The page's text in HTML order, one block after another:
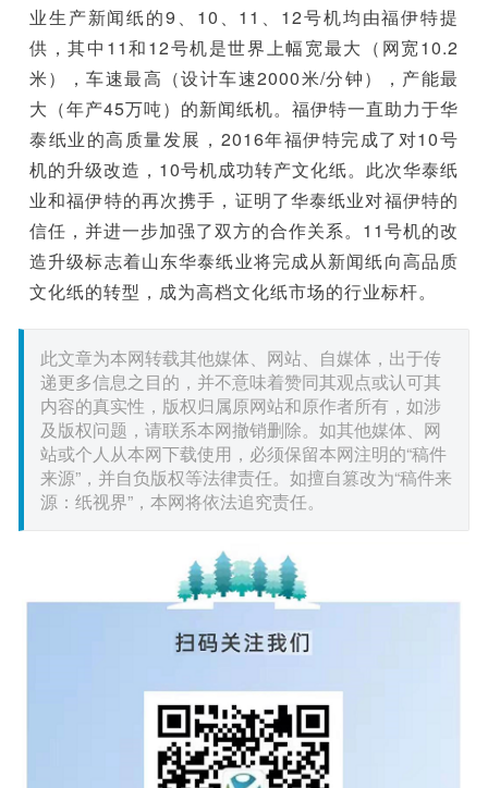
业生产新闻纸的9、10、11、12号机均由福伊特提
供，其中11和12号机是世界上幅宽最大（网宽10.2
米），车速最高（设计车速2000米/分钟），产能最
大（年产45万吨）的新闻纸机。福伊特一直助力于华
泰纸业的高质量发展，2016年福伊特完成了对10号
机的升级改造，10号机成功转产文化纸。此次华泰纸
业和福伊特的再次携手，证明了华泰纸业对福伊特的
信任，并进一步加强了双方的合作关系。11号机的改
造升级标志着山东华泰纸业将完成从新闻纸向高品质
文化纸的转型，成为高档文化纸市场的行业标杆。
此文章为本网转载其他媒体、网站、自媒体，出于传
递更多信息之目的，并不意味着赞同其观点或认可其
内容的真实性，版权归属原网站和原作者所有，如涉
及版权问题，请联系本网撤销删除。如其他媒体、网
站或个人从本网下载使用，必须保留本网注明的“稿件
来源”，并自负版权等法律责任。如擅自篡改为“稿件来
源：纸视界”，本网将依法追究责任。